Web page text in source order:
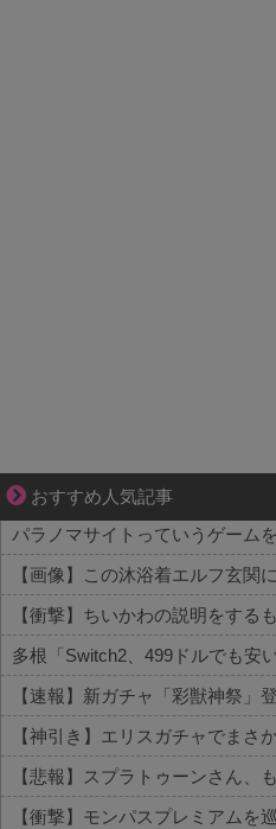
おすすめ人気記事
恋は疑惑に染まり、狂気へ変わる
パラノマサイトっていうゲーム
【画像】この沐浴着エルフ玄関
【速報】新ガチャ「彩獣神祭」
【神引き】エリスガチャでまさ